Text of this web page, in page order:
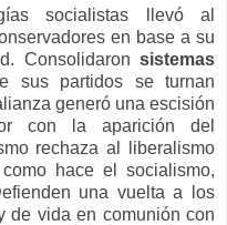
socialistas llevó al
en base a su
Consolidaron sistemas
partidos se turnan
generó una escisión
con la aparición del
rechaza al liberalismo
hace el socialismo,
una vuelta a los
de vida en comunión con